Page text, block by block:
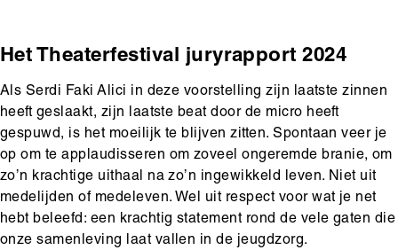
Het Theaterfestival juryrapport 2024
Als Serdi Faki Alici in deze voorstelling zijn laatste zinnen
heeft geslaakt, zijn laatste beat door de micro heeft
gespuwd, is het moeilijk te blijven zitten. Spontaan veer je
op om te applaudisseren om zoveel ongeremde branie, om
zo’n krachtige uithaal na zo’n ingewikkeld leven. Niet uit
medelijden of medeleven. Wel uit respect voor wat je net
hebt beleefd: een krachtig statement rond de vele gaten die
onze samenleving laat vallen in de jeugdzorg.